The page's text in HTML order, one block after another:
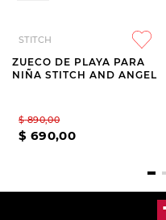
STITCH
ZUECO DE PLAYA PARA
NIÑA STITCH AND ANGEL
$ 890,00
$ 690,00